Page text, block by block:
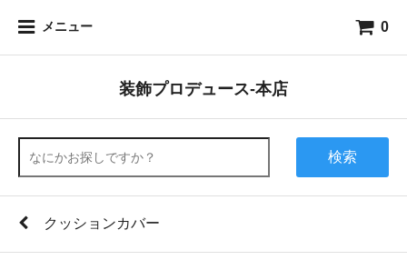
メニュー 0
装飾プロデュース-本店
検索
クッションカバー